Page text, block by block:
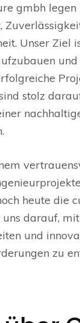
gmbh
Unser Ziel
stolz
heute die
darauf,
und
zu